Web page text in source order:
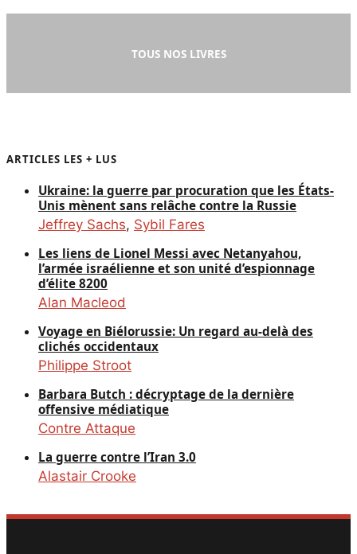
TOUS NOS LIVRES
ARTICLES LES + LUS
Ukraine: la guerre par procuration que les États-
Unis mènent sans relâche contre la Russie
Jeffrey Sachs, Sybil Fares
Les liens de Lionel Messi avec Netanyahou,
l’armée israélienne et son unité d’espionnage
d’élite 8200
Alan Macleod
Voyage en Biélorussie: Un regard au-delà des
clichés occidentaux
Philippe Stroot
Barbara Butch : décryptage de la dernière
offensive médiatique
Contre Attaque
La guerre contre l’Iran 3.0
Alastair Crooke